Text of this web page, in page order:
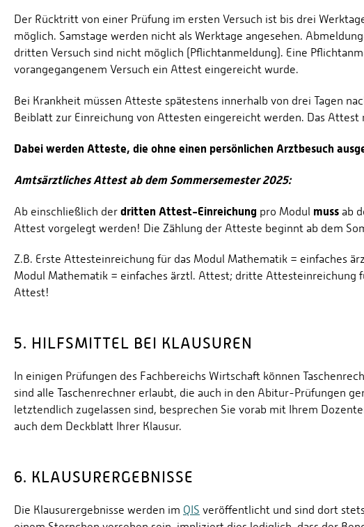
Der Rücktritt von einer Prüfung im ersten Versuch ist bis drei
möglich. Samstage werden nicht als Werktage angesehen.
dritten Versuch sind nicht möglich (Pflichtanmeldung). Eine
vorangegangenem Versuch ein Attest eingereicht wurde.
Bei Krankheit müssen Atteste spätestens innerhalb von drei Tagen
Beiblatt zur Einreichung von Attesten eingereicht werden. Das Attest
Dabei werden Atteste, die ohne einen persönlichen Arztbesuch
Amtsärztliches Attest ab dem Sommersemester 2025:
Ab einschließlich der dritten Attest-Einreichung pro Modul muss ab
Attest vorgelegt werden! Die Zählung der Atteste beginnt ab dem
Z.B. Erste Attesteinreichung für das Modul Mathematik = einfaches
Modul Mathematik = einfaches ärztl. Attest; dritte Attesteinreichung
Attest!
5. HILFSMITTEL BEI KLAUSUREN
In einigen Prüfungen des Fachbereichs Wirtschaft können
sind alle Taschenrechner erlaubt, die auch in den Abitur-Prüfungen
letztendlich zugelassen sind, besprechen Sie vorab mit Ihrem
auch dem Deckblatt Ihrer Klausur.
6. KLAUSURERGEBNISSE
Die Klausurergebnisse werden im QIS veröffentlicht und sind dort